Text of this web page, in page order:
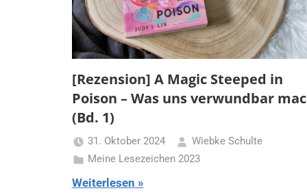
[Rezension] A Magic Steeped in
Poison – Was uns verwundbar
(Bd. 1)
31. Oktober 2024
Wiebke Schulte
Meine Lesezeichen 2023
Weiterlesen